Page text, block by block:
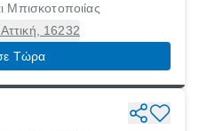
Μπισκοτοποιίας
16232
Τώρα